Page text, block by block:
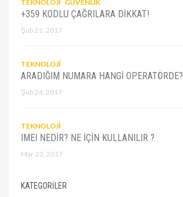
TEKNOLOJI GÜVENLIK
+359 KODLU ÇAĞRILARA DIKKAT!
Şub 21, 2017
TEKNOLOJI
ARADIĞIM NUMARA HANGI OPERATÖRDE?
Şub 24, 2017
TEKNOLOJI
IMEI NEDIR? NE IÇIN KULLANILIR ?
Mar 23, 2017
KATEGORILER